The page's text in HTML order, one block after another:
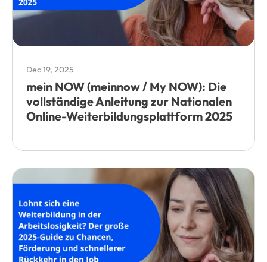
Dec 19, 2025
mein NOW (meinnow / My NOW): Die
vollständige Anleitung zur Nationalen
Online-Weiterbildungsplattform 2025